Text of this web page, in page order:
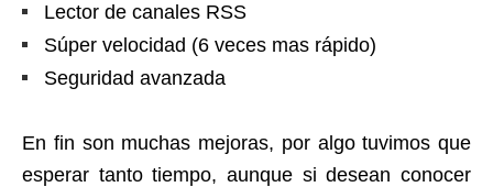
Lector de canales RSS
Súper velocidad (6 veces mas rápido)
Seguridad avanzada
En fin son muchas mejoras, por algo tuvimos que
esperar tanto tiempo, aunque si desean conocer